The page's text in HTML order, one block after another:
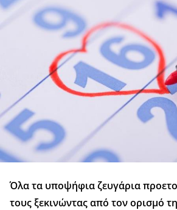
Όλα τα υποψήφια ζευγάρια
τους ξεκινώντας από τον ορισμό